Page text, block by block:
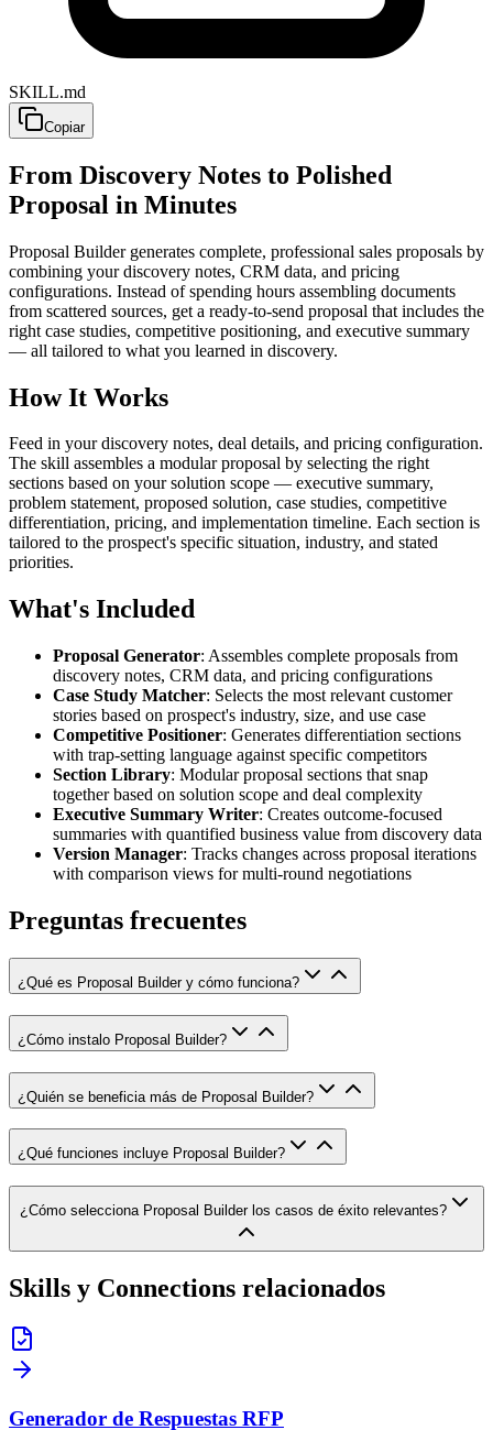
SKILL.md
Copiar
From Discovery Notes to Polished
Proposal in Minutes
Proposal Builder generates complete, professional sales proposals by
combining your discovery notes, CRM data, and pricing
configurations. Instead of spending hours assembling documents
from scattered sources, get a ready-to-send proposal that includes the
right case studies, competitive positioning, and executive summary
— all tailored to what you learned in discovery.
How It Works
Feed in your discovery notes, deal details, and pricing configuration.
The skill assembles a modular proposal by selecting the right
sections based on your solution scope — executive summary,
problem statement, proposed solution, case studies, competitive
differentiation, pricing, and implementation timeline. Each section is
tailored to the prospect's specific situation, industry, and stated
priorities.
What's Included
Proposal Generator: Assembles complete proposals from
discovery notes, CRM data, and pricing configurations
Case Study Matcher: Selects the most relevant customer
stories based on prospect's industry, size, and use case
Competitive Positioner: Generates differentiation sections
with trap-setting language against specific competitors
Section Library: Modular proposal sections that snap
together based on solution scope and deal complexity
Executive Summary Writer: Creates outcome-focused
summaries with quantified business value from discovery data
Version Manager: Tracks changes across proposal iterations
with comparison views for multi-round negotiations
Preguntas frecuentes
¿Qué es Proposal Builder y cómo funciona?
¿Cómo instalo Proposal Builder?
¿Quién se beneficia más de Proposal Builder?
¿Qué funciones incluye Proposal Builder?
¿Cómo selecciona Proposal Builder los casos de éxito relevantes?
Skills y Connections relacionados
Generador de Respuestas RFP